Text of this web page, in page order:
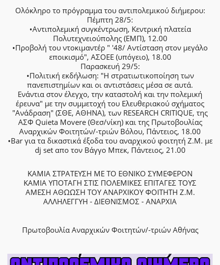
Ολόκληρο το πρόγραμμα του αντιπολεμικού διήμερου:
Πέμπτη 28/5:
•Αντιπολεμική συγκέντρωση, Κεντρική πλατεία
Πολυτεχνειούπολης (ΕΜΠ), 12.00
•Προβολή του ντοκιμαντέρ " '48/ Αντίσταση στον μεγάλο
εποικισμό", ΑΣΟΕΕ (υπόγειο), 18.00
Παρασκευή 29/5:
•Πολιτική εκδήλωση: "Η στρατιωτικοποίηση των
πανεπιστημίων και οι αντιστάσεις μέσα σε αυτά.
Ενάντια στον έλεγχο, την καταστολή και την πολεμική
έρευνα" με την συμμετοχή του Ελευθεριακού σχήματος
"Ανάδραση" (ΣΘΕ, ΑΘΗΝΑ), των RESEARCH CRITIQUE, της
ΑΣΦ Quieta Movere (Θεσ/νίκη) και της Πρωτοβουλίας
Αναρχικών Φοιτητών/-τριών Βόλου, Πάντειος, 18.00
•Bar για τα δικαστικά έξοδα του αναρχικού φοιτητή Ζ.Μ. με
dj set απο τον Βάγγο Μπεκ, Πάντειος, 21.00
ΚΑΜΙΑ ΣΤΡΑΤΕΥΣΗ ΜΕ ΤΟ ΕΘΝΙΚΟ ΣΥΜΕΦΕΡΟΝ
ΚΑΜΙΑ ΥΠΟΤΑΓΗ ΣΤΙΣ ΠΟΛΕΜΙΚΕΣ ΕΠΙΤΑΓΕΣ ΤΟΥΣ
ΑΜΕΣΗ ΑΘΩΩΣΗ ΤΟΥ ΑΝΑΡΧΙΚΟΥ ΦΟΙΤΗΤΗ Ζ.Μ.
ΑΛΛΗΛΕΓΓΥΗ - ΔΙΕΘΝΙΣΜΟΣ - ΑΝΑΡΧΙΑ
Πρωτοβουλία Αναρχικών Φοιτητών/-τριών Αθήνας